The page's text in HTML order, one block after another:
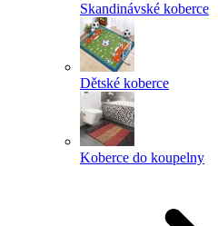
Skandinávské koberce
Dětské koberce
Koberce do koupelny